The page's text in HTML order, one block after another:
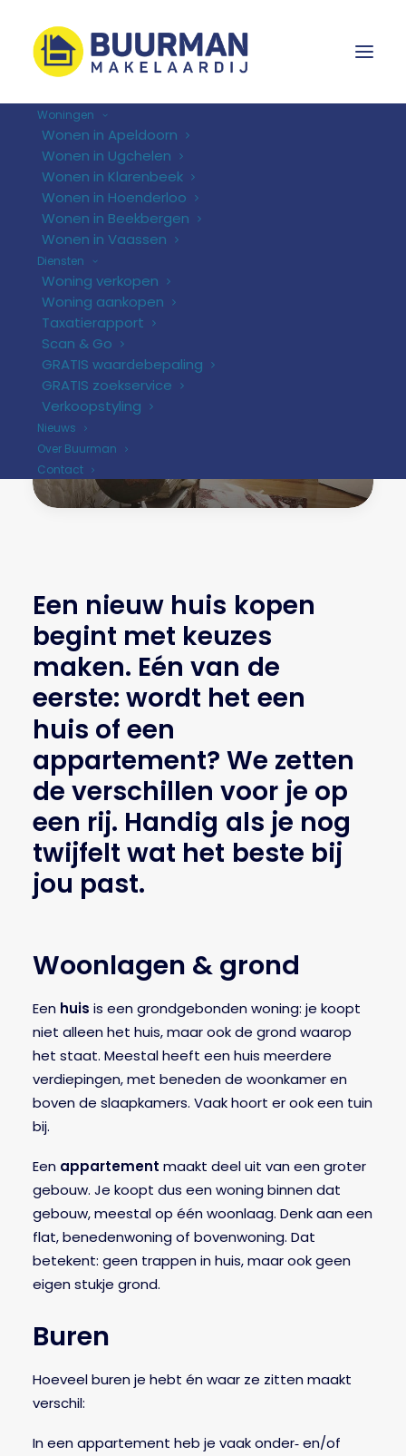
Woningen
Wonen in Apeldoorn
Wonen in Ugchelen
Wonen in Klarenbeek
Wonen in Hoenderloo
Wonen in Beekbergen
Wonen in Vaassen
Diensten
Woning verkopen
Woning aankopen
Taxatierapport
Scan & Go
GRATIS waardebepaling
GRATIS zoekservice
Verkoopstyling
Nieuws
Over Buurman
Contact
TERUG NAAR 'NIEUWS'
Huis of
appartement
kopen?
Een nieuw huis kopen
begint met keuzes
maken. Eén van de
eerste: wordt het een
huis of een
appartement? We zetten
de verschillen voor je op
een rij. Handig als je nog
twijfelt wat het beste bij
jou past.
Woonlagen & grond
Een huis is een grondgebonden woning: je koopt
niet alleen het huis, maar ook de grond waarop
het staat. Meestal heeft een huis meerdere
verdiepingen, met beneden de woonkamer en
boven de slaapkamers. Vaak hoort er ook een tuin
bij.
Een appartement maakt deel uit van een groter
gebouw. Je koopt dus een woning binnen dat
gebouw, meestal op één woonlaag. Denk aan een
flat, benedenwoning of bovenwoning. Dat
betekent: geen trappen in huis, maar ook geen
eigen stukje grond.
Buren
Hoeveel buren je hebt én waar ze zitten maakt
verschil:
In een appartement heb je vaak onder‑ en/of